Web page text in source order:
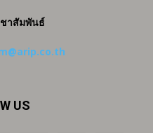
าสัมพันธ์
US